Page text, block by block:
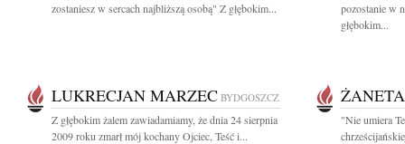
zostaniesz w sercach najbliższą osobą" Z głębokim...
pozostanie w
głębokim...
LUKRECJAN MARZEC BYDGOSZCZ
Z głębokim żalem zawiadamiamy, że dnia 24 sierpnia
2009 roku zmarł mój kochany Ojciec, Teść i...
"Nie umiera